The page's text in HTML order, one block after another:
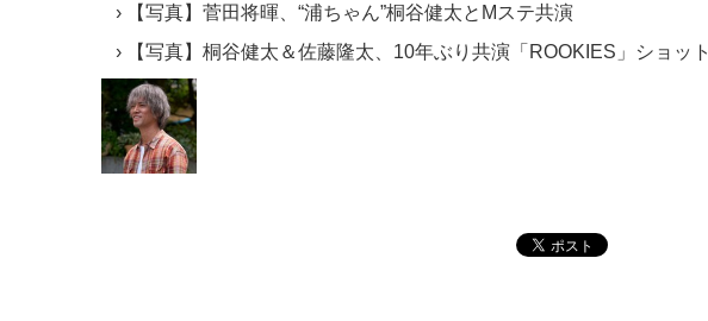
【写真】菅田将暉、“浦ちゃん”桐谷健太とMステ共演
【写真】桐谷健太＆佐藤隆太、10年ぶり共演「ROOKIES」ショット